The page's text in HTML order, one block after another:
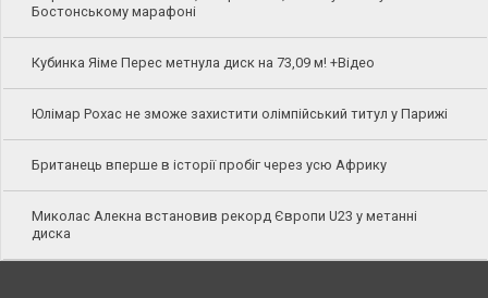
Бостонському марафоні
Кубинка Яіме Перес метнула диск на 73,09 м! +Відео
Юлімар Рохас не зможе захистити олімпійський титул у Парижі
Британець вперше в історії пробіг через усю Африку
Миколас Алекна встановив рекорд Європи U23 у метанні
диска